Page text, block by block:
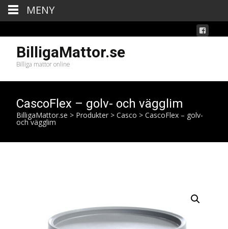
BilligaMattor.se
Billiga mattor online
CascoFlex – golv- och vägglim
BilligaMattor.se > Produkter > Casco > CascoFlex – golv-
och vägglim
MENY